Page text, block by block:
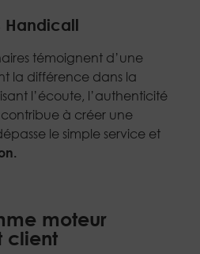
Handicall
témoignent d’une
la différence dans la
l’écoute, l’authenticité
à créer une
le simple service et
moteur
client